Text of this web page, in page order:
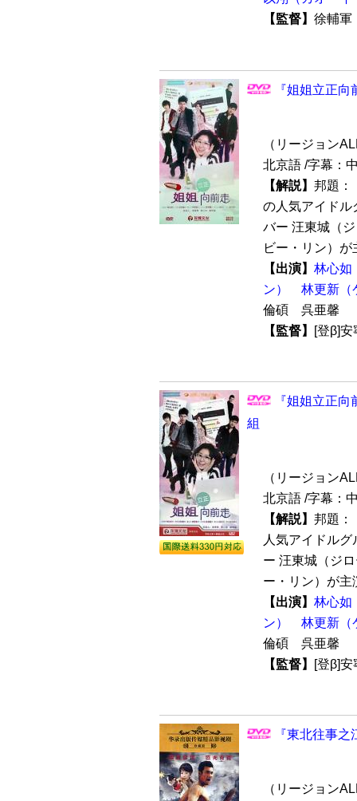
【監督】 徐輔
『姐姐立正
（リージョン
北京語 /字幕：
【解説】 邦題：
の人気アイドル
バー 汪東城（
ビー・リン）
【出演】 林心如
ン）
林更新（
倫碩 呉亜馨
【監督】
[登β]
『姐姐立正
組
（リージョン
北京語 /字幕：
【解説】 邦題：
人気アイドル
ー 汪東城（ジ
ー・リン）が主
【出演】 林心如
ン）
林更新（
倫碩 呉亜馨
【監督】
[登β]
『東北往事
（リージョン